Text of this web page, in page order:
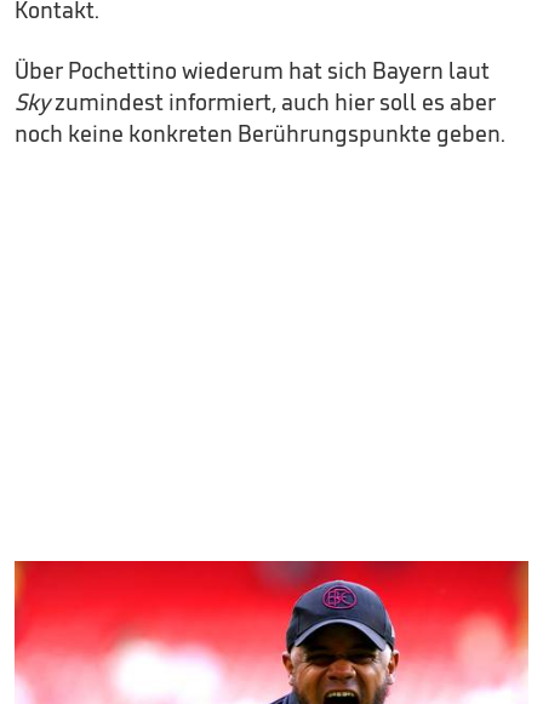
Kontakt.
Über Pochettino wiederum hat sich Bayern laut
Skyzumindest informiert, auch hier soll es aber
noch keine konkreten Berührungspunkte geben.